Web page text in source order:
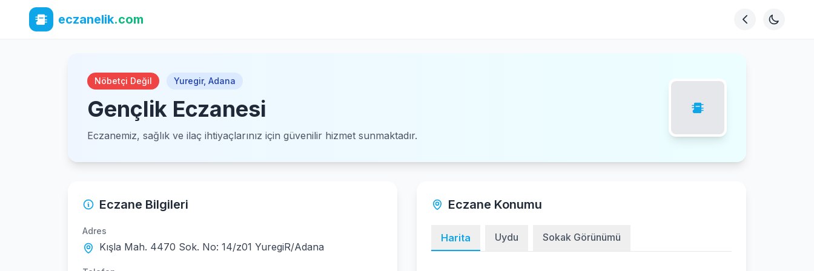
eczanelik.com
Nöbetçi Değil Yuregir, Adana
Gençlik Eczanesi
Eczanemiz, sağlık ve ilaç ihtiyaçlarınız için güvenilir hizmet sunmaktadır.
Eczane Bilgileri
Adres
Kışla Mah. 4470 Sok. No: 14/z01 YuregiR/Adana
Eczane Konumu
Harita Uydu Sokak Görünümü